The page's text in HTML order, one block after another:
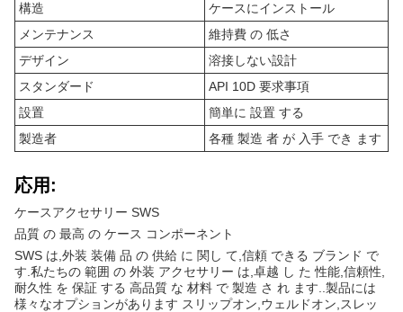
構造
ケースにインストール
メンテナンス
維持費 の 低さ
デザイン
溶接しない設計
スタンダード
API 10D 要求事項
設置
簡単に 設置 する
製造者
各種 製造 者 が 入手 でき ます
応用:
ケースアクセサリー SWS
品質 の 最高 の ケース コンポーネント
SWS は,外装 装備 品 の 供給 に 関し て,信頼 できる ブランド で
す.私たちの 範囲 の 外装 アクセサリー は,卓越 し た 性能,信頼性,
耐久性 を 保証 する 高品質 な 材料 で 製造 さ れ ます..製品には
様々なオプションがあります スリップオン,ウェルドオン,スレッ